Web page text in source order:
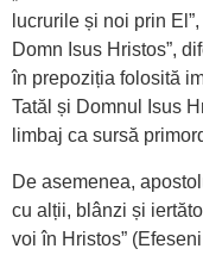
lucrurile și noi prin
Domn Isus Hristos”,
în prepoziția folosită
Tatăl și Domnul Isus
limbaj ca sursă
De asemenea,
cu alții, blânzi și
voi în Hristos”